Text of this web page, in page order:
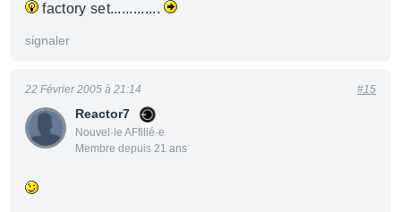
factory set.............
signaler
Reactor7
Nouvel·le AFfilié·e
Membre depuis 21 ans
22 Février 2005 à 21:14 #15